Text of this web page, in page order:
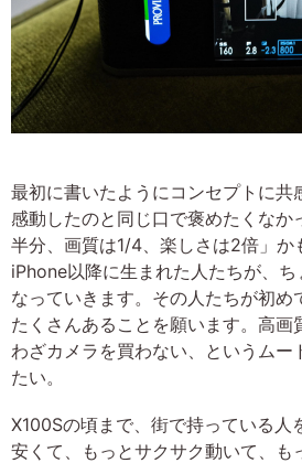
最初に書いたようにコンセプトに共
感動したのと同じ口で褒めたくなか
半分、画質は1/4、楽しさは2倍」
iPhone以降に生まれた人たちが、
なっていきます。その人たちが初め
たくさんあることを願います。高画
わざカメラを買わない、というムー
たい。
X100Sの頃まで、街で持っている人
安くて、もっとサクサク動いて、も